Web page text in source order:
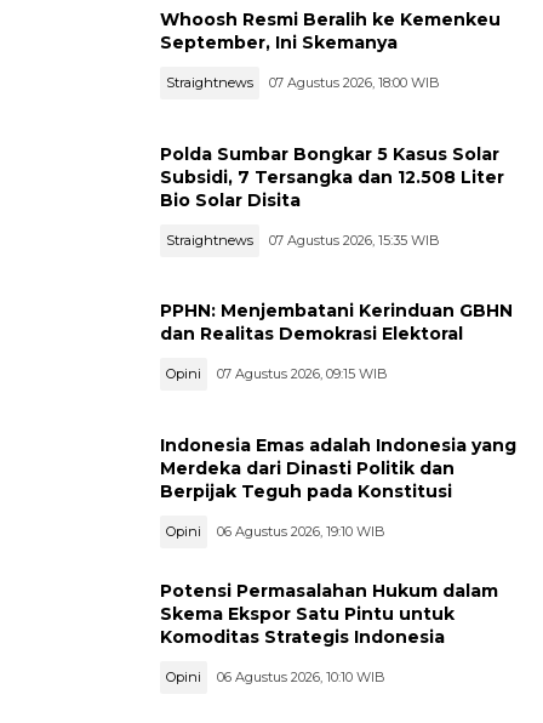
Whoosh Resmi Beralih ke Kemenkeu
September, Ini Skemanya
Straightnews 07 Agustus 2026, 18:00 WIB
Polda Sumbar Bongkar 5 Kasus Solar
Subsidi, 7 Tersangka dan 12.508 Liter
Bio Solar Disita
Straightnews 07 Agustus 2026, 15:35 WIB
PPHN: Menjembatani Kerinduan GBHN
dan Realitas Demokrasi Elektoral
Opini 07 Agustus 2026, 09:15 WIB
Indonesia Emas adalah Indonesia yang
Merdeka dari Dinasti Politik dan
Berpijak Teguh pada Konstitusi
Opini 06 Agustus 2026, 19:10 WIB
Potensi Permasalahan Hukum dalam
Skema Ekspor Satu Pintu untuk
Komoditas Strategis Indonesia
Opini 06 Agustus 2026, 10:10 WIB